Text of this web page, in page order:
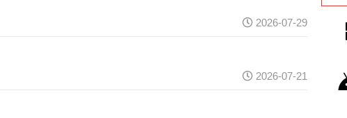
2026-07-29
2026-07-21